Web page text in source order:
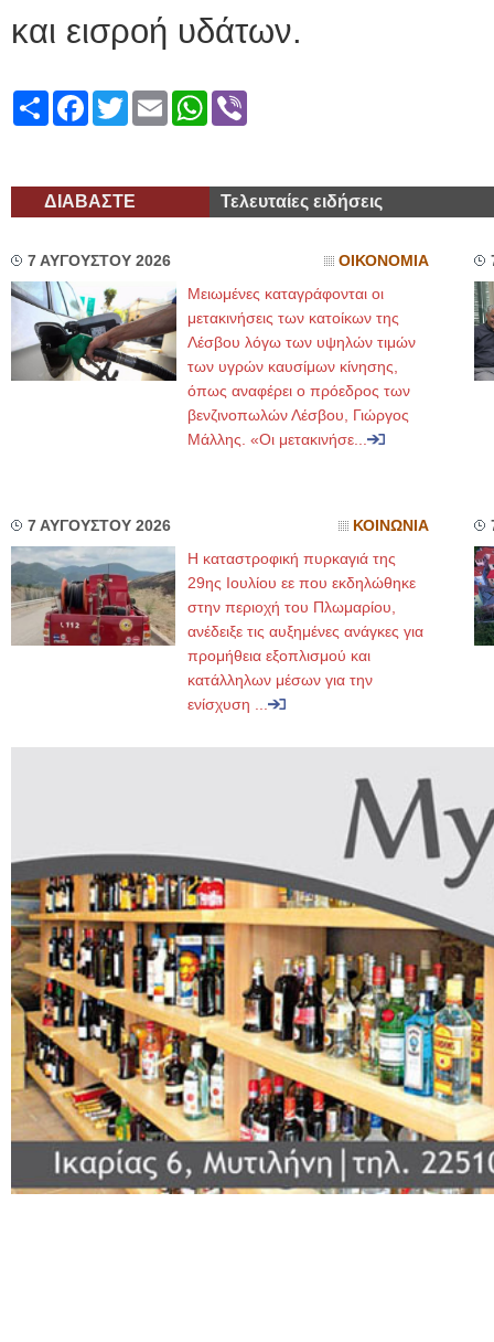
και εισροή υδάτων.
ShareFacebook
TwitterEmailWhatsApp
ΔΙΑΒΑΣΤΕ Τελευταίες ειδήσεις
7 ΑΥΓΟΥΣΤΟΥ 2026 ΟΙΚΟΝΟΜΙΑ
Μειωμένες καταγράφονται οι
μετακινήσεις των κατοίκων της
Λέσβου λόγω των υψηλών τιμών
των υγρών καυσίμων κίνησης,
όπως αναφέρει ο πρόεδρος των
βενζινοπωλών Λέσβου, Γιώργος
Μάλλης. «Οι μετακινήσε...
7 ΑΥΓΟΥΣΤΟΥ 2026 ΚΟΙΝΩΝΙΑ
Η καταστροφική πυρκαγιά της
29ης Ιουλίου εε που εκδηλώθηκε
στην περιοχή του Πλωμαρίου,
ανέδειξε τις αυξημένες ανάγκες για
προμήθεια εξοπλισμού και
κατάλληλων μέσων για την
ενίσχυση ...